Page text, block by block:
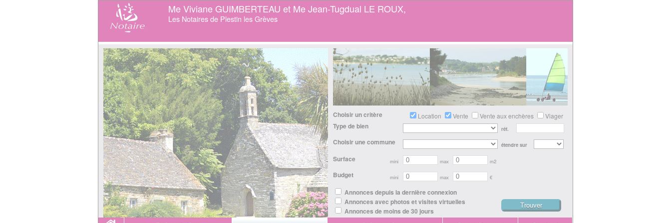
Me Viviane GUIMBERTEAU et Me Jean-Tugdual LE ROUX,
Les Notaires de Plestin les Grèves
Choisir un critère Location Vente Vente aux enchères Viager
Type de bien
Choisir une commune
réf.
étendre sur
Surface mini max m2
Budget mini max €
Annonces depuis la dernière connexion
Annonces avec photos et visites virtuelles
Annonces de moins de 30 jours